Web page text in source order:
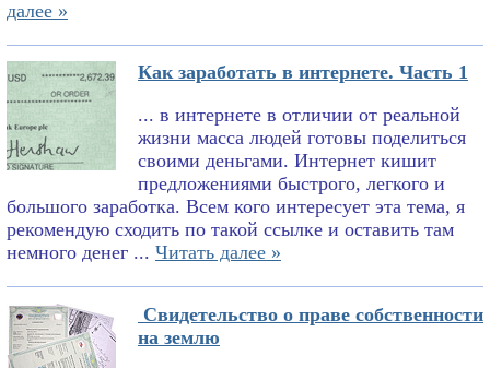
далее »
Как заработать в интернете. Часть 1
... в интернете в отличии от реальной
жизни масса людей готовы поделиться
своими деньгами. Интернет кишит
предложениями быстрого, легкого и
большого заработка. Всем кого интересует эта тема, я
рекомендую сходить по такой ссылке и оставить там
немного денег ... Читать далее »
Свидетельство о праве собственности
на землю